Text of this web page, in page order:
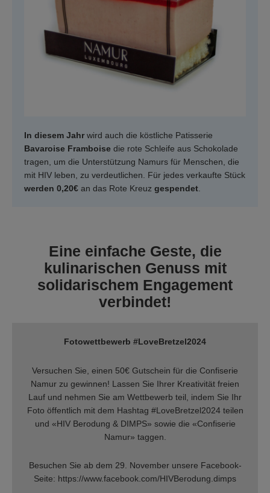
In diesem Jahr wird auch die köstliche Patisserie
Bavaroise Framboise die rote Schleife aus Schokolade
tragen, um die Unterstützung Namurs für Menschen, die
mit HIV leben, zu verdeutlichen. Für jedes verkaufte Stück
werden 0,20€ an das Rote Kreuz gespendet.
Eine einfache Geste, die
kulinarischen Genuss mit
solidarischem Engagement
verbindet!
Fotowettbewerb #LoveBretzel2024
Versuchen Sie, einen 50€ Gutschein für die Confiserie
Namur zu gewinnen! Lassen Sie Ihrer Kreativität freien
Lauf und nehmen Sie am Wettbewerb teil, indem Sie Ihr
Foto öffentlich mit dem Hashtag #LoveBretzel2024 teilen
und «HIV Berodung & DIMPS» sowie die «Confiserie
Namur» taggen.
Besuchen Sie ab dem 29. November unsere Facebook-
Seite: https://www.facebook.com/HIVBerodung.dimps